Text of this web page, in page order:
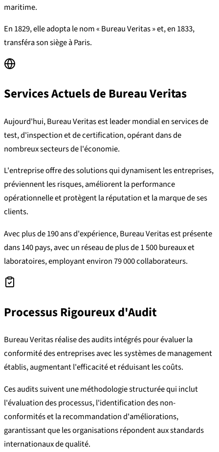
maritime.
En 1829, elle adopta le nom « Bureau Veritas » et, en 1833,
transféra son siège à Paris.
Services Actuels de Bureau Veritas
Aujourd'hui, Bureau Veritas est leader mondial en services de
test, d'inspection et de certification, opérant dans de
nombreux secteurs de l'économie.
L'entreprise offre des solutions qui dynamisent les entreprises,
préviennent les risques, améliorent la performance
opérationnelle et protègent la réputation et la marque de ses
clients.
Avec plus de 190 ans d'expérience, Bureau Veritas est présente
dans 140 pays, avec un réseau de plus de 1 500 bureaux et
laboratoires, employant environ 79 000 collaborateurs.
Processus Rigoureux d'Audit
Bureau Veritas réalise des audits intégrés pour évaluer la
conformité des entreprises avec les systèmes de management
établis, augmentant l'efficacité et réduisant les coûts.
Ces audits suivent une méthodologie structurée qui inclut
l'évaluation des processus, l'identification des non-
conformités et la recommandation d'améliorations,
garantissant que les organisations répondent aux standards
internationaux de qualité.